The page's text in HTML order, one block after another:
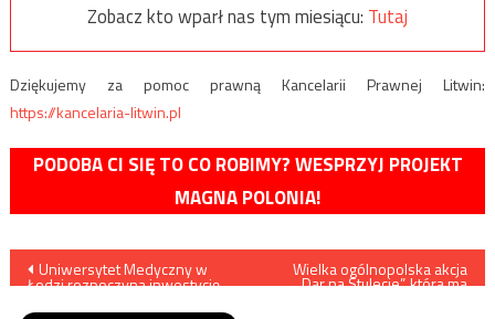
Zobacz kto wparł nas tym miesiącu: Tutaj
Dziękujemy za pomoc prawną Kancelarii Prawnej Litwin:
https://kancelaria-litwin.pl
PODOBA CI SIĘ TO CO ROBIMY? WESPRZYJ PROJEKT
MAGNA POLONIA!
Nawigacja
Uniwersytet Medyczny w
Łodzi rozpoczyna inwestycję
Wielka ogólnopolska akcja
„Dar na Stulecie”, która ma